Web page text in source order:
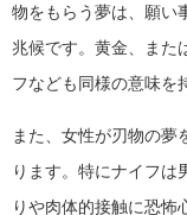
物をもらう夢は、願い
兆候です。黄金、また
フなども同様の意味を
また、女性が刃物の夢
ります。特にナイフは
りや肉体的接触に恐怖